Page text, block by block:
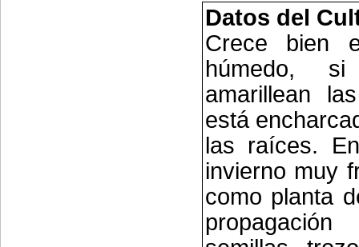
Datos del
Crece bien
húmedo,
amarillean
está
las raíces.
invierno muy
como planta